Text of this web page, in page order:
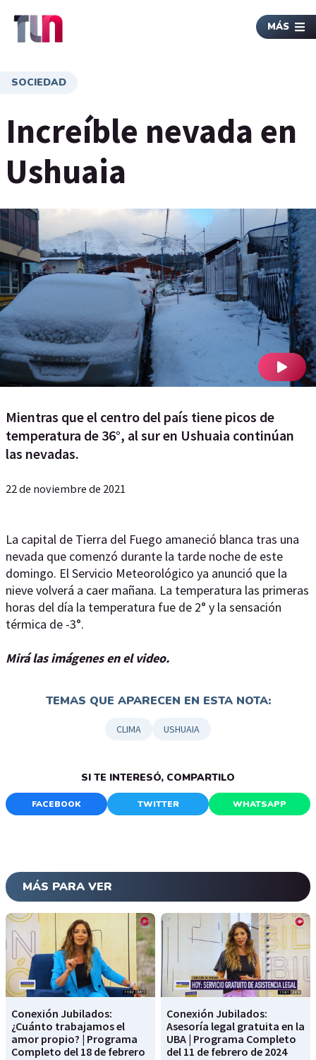
MÁS
SOCIEDAD
Increíble nevada en
Ushuaia
Mientras que el centro del país tiene picos de
temperatura de 36°, al sur en Ushuaia continúan
las nevadas.
22 de noviembre de 2021
La capital de Tierra del Fuego amaneció blanca tras una
nevada que comenzó durante la tarde noche de este
domingo. El Servicio Meteorológico ya anunció que la
nieve volverá a caer mañana. La temperatura las primeras
horas del día la temperatura fue de 2° y la sensación
térmica de -3°.
Mirá las imágenes en el video.
TEMAS QUE APARECEN EN ESTA NOTA:
CLIMA USHUAIA
SI TE INTERESÓ, COMPARTILO
FACEBOOK TWITTER WHATSAPP
MÁS PARA VER
Conexión Jubilados:
¿Cuánto trabajamos el
amor propio? | Programa
Completo del 18 de febrero
Conexión Jubilados:
Asesoría legal gratuita en la
UBA | Programa Completo
del 11 de febrero de 2024